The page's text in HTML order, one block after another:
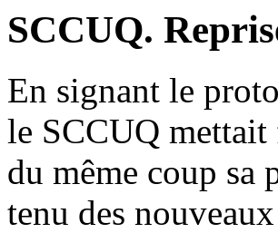
SCCUQ.
En signant le
le SCCUQ mettait
du même coup sa
tenu des